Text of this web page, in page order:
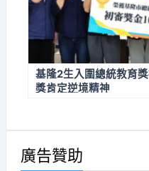
基隆2生入圍總統教育
獎肯定逆境精神
廣告贊助